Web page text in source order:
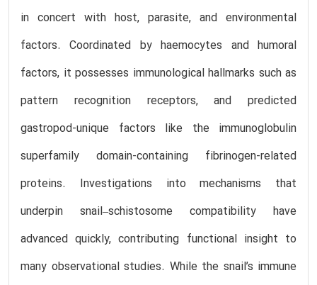
in concert with host, parasite, and environmental
factors. Coordinated by haemocytes and humoral
factors, it possesses immunological hallmarks such as
pattern recognition receptors, and predicted
gastropod-unique factors like the immunoglobulin
superfamily domain-containing fibrinogen-related
proteins. Investigations into mechanisms that
underpin snail–schistosome compatibility have
advanced quickly, contributing functional insight to
many observational studies. While the snail’s immune